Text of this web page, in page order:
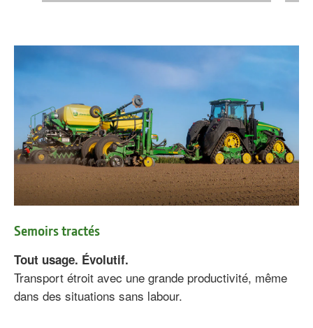
Semoirs tractés
Tout usage. Évolutif.
Transport étroit avec une grande productivité, même
dans des situations sans labour.